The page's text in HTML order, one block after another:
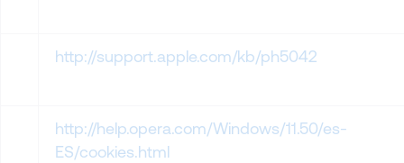
http://support.apple.com/kb/ph5042
http://help.opera.com/Windows/11.50/es-
ES/cookies.html